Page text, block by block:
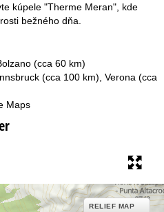
kúpele "Therme Meran", kde
bežného dňa.
(cca 60 km)
(cca 100 km), Verona (cca
Maps
RELIEF MAP